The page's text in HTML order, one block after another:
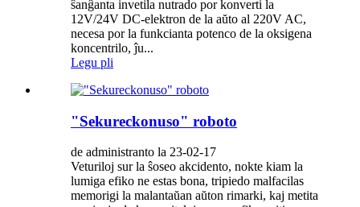
ŝanĝanta invetila nutrado por konverti la
12V/24V DC-elektron de la aŭto al 220V AC,
necesa por la funkcianta potenco de la oksigena
koncentrilo, ĵu...
Legu pli
"Sekureckonuso" roboto
de administranto la 23-02-17
Veturiloj sur la ŝoseo akcidento, nokte kiam la
lumiga efiko ne estas bona, tripiedo malfacilas
memorigi la malantaŭan aŭton rimarki, kaj metita